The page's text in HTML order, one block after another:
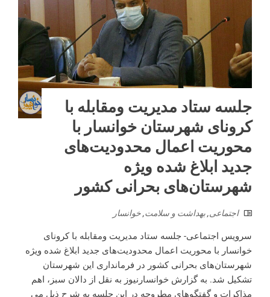
جلسه ستاد مدیریت ومقابله با
کرونای شهرستان خوانسار با
محوریت اعمال محدودیت‌های
جدید ابلاغ شده ویژه
شهرستان‌های بحرانی کشور
اجتماعی,بهداشت و سلامت,خوانسار
سرویس اجتماعی- جلسه ستاد مدیریت ومقابله با کرونای
خوانسار با محوریت اعمال محدودیت‌های جدید ابلاغ شده ویژه
شهرستان‌های بحرانی کشور در فرمانداری این شهرستان
تشکیل شد. به گزارش خوانسارنیوز به نقل از دالان سبز، اهم
مذاکرات و گفتگوهای مطروحه در این جلسه به شرح ذیل می